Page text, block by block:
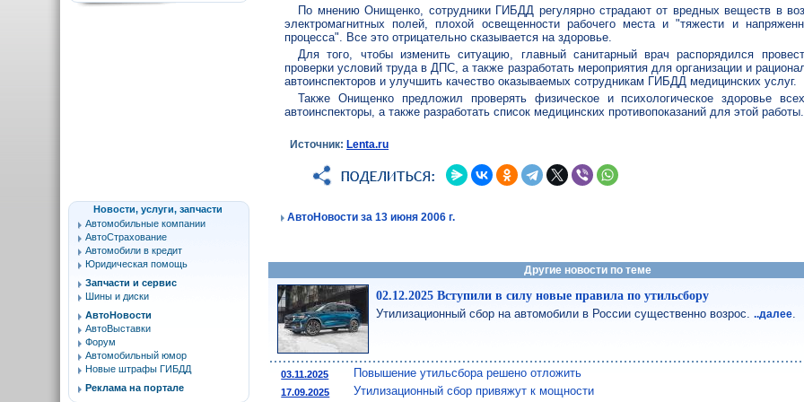
По мнению Онищенко, сотрудники ГИБДД регулярно страдают от вредных веществ в
электромагнитных полей, плохой освещенности рабочего места и "тяжести и
процесса". Все это отрицательно сказывается на здоровье.
Для того, чтобы изменить ситуацию, главный санитарный врач распорядился
проверки условий труда в ДПС, а также разработать мероприятия для организации и
автоинспекторов и улучшить качество оказываемых сотрудникам ГИБДД медицинских услуг.
Также Онищенко предложил проверять физическое и психологическое здоровье
автоинспекторы, а также разработать список медицинских противопоказаний для этой работы.
Источник:Lenta.ru
АвтоНовости за 13 июня 2006 г.
Другие новости по теме
02.12.2025 Вступили в силу новые правила по утильсбору
Утилизационный сбор на автомобили в России существенно возрос...далее
03.11.2025 Повышение утильсбора решено отложить
17.09.2025
Утилизационный сбор привяжут к мощности
Новости, услуги, запчасти
Автомобильные компании
АвтоСтрахование
Автомобили в кредит
Юридическая помощь
Запчасти и сервис
Шины и диски
АвтоНовости
АвтоВыставки
Форум
Автомобильный юмор
Новые штрафы ГИБДД
Реклама на портале